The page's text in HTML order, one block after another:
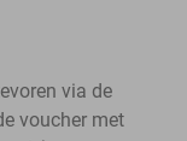
via de
voucher met